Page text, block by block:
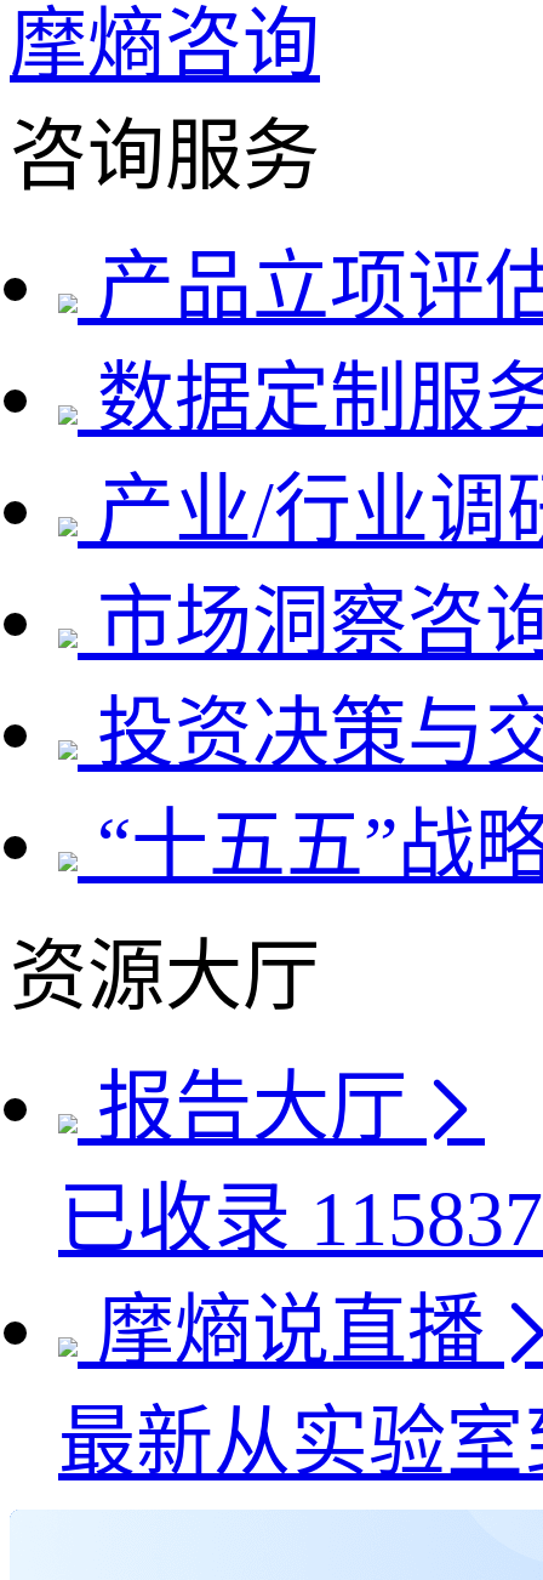
摩熵咨询
咨询服务
产品立项评
数据定制服
产业/行业调
市场洞察咨
投资决策与
“十五五”战
资源大厅
报告大厅
已收录 115837
摩熵说直播
最新从实验